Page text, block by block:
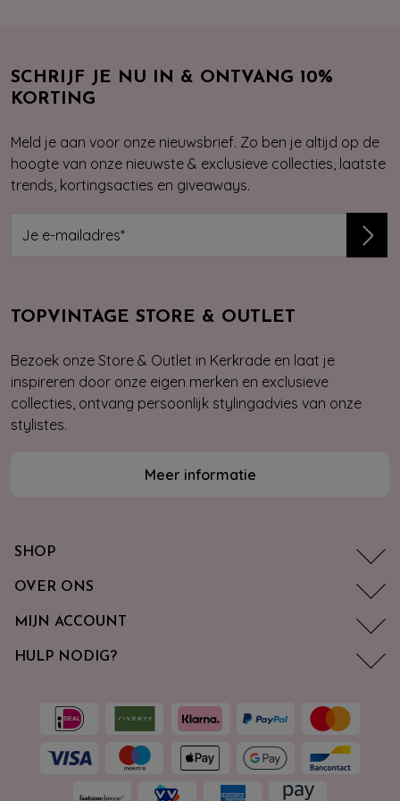
SCHRIJF JE NU IN & ONTVANG 10%
KORTING
Meld je aan voor onze nieuwsbrief. Zo ben je altijd op de
hoogte van onze nieuwste & exclusieve collecties, laatste
trends, kortingsacties en giveaways.
TOPVINTAGE STORE & OUTLET
Bezoek onze Store & Outlet in Kerkrade en laat je
inspireren door onze eigen merken en exclusieve
collecties, ontvang persoonlijk stylingadvies van onze
stylistes.
Meer informatie
SHOP
OVER ONS
MIJN ACCOUNT
HULP NODIG?